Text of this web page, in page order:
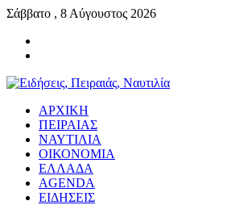
Σάββατο , 8 Αύγουστος 2026
ΑΡΧΙΚΗ
ΠΕΙΡΑΙΑΣ
ΝΑΥΤΙΛΙΑ
ΟΙΚΟΝΟΜΙΑ
ΕΛΛΑΔΑ
AGENDA
ΕΙΔΗΣΕΙΣ